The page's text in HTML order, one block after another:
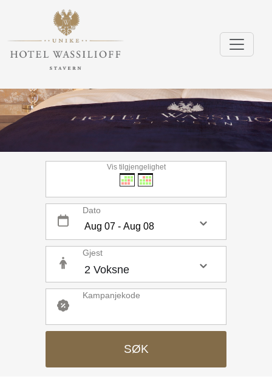
Vis tilgjengelighet
Dato
Gjest
Kampanjekode
SØK